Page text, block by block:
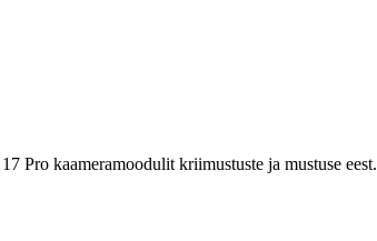
Pro kaameramoodulit kriimustuste ja mustuse